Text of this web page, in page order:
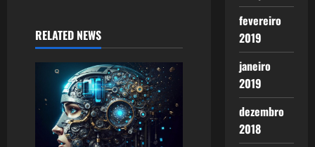
RELATED NEWS
fevereiro
2019
janeiro
2019
dezembro
2018